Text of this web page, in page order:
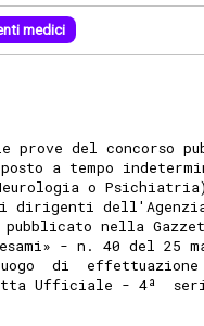
medici
prove del concorso
a tempo
o
dirigenti
nella
- n. 40 del 25
di  effettuazione
Ufficiale - 4ª